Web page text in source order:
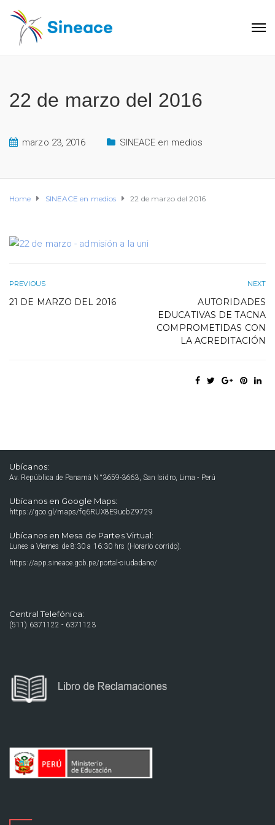
22 de marzo del 2016
marzo 23, 2016 SINEACE en medios
Home SINEACE en medios 22 de marzo del 2016
PREVIOUS
21 DE MARZO DEL 2016
NEXT
AUTORIDADES
EDUCATIVAS DE TACNA
COMPROMETIDAS CON
LA ACREDITACIÓN
Ubícanos:
Av. República de Panamá N°3659-3663, San Isidro, Lima - Perú
Ubícanos en Google Maps:
https://goo.gl/maps/fq6RUX8E9ucbZ9729
Ubícanos en Mesa de Partes Virtual:
Lunes a Viernes de 8:30 a 16:30 hrs (Horario corrido).
https://app.sineace.gob.pe/portal-ciudadano/
Central Telefónica:
(511) 6371122 - 6371123